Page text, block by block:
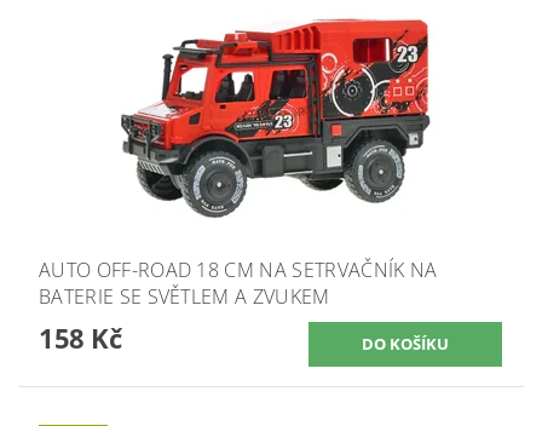
AUTO OFF-ROAD 18 CM NA SETRVAČNÍK NA
BATERIE SE SVĚTLEM A ZVUKEM
158 Kč